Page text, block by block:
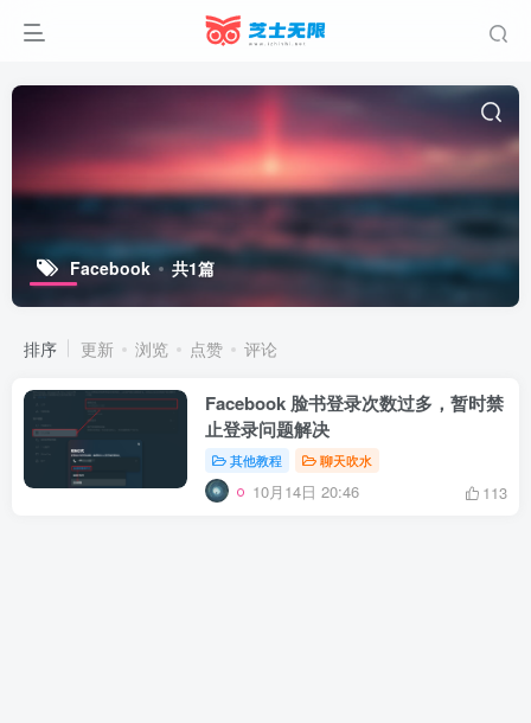
Facebook 共1篇
排序 更新 浏览 点赞 评论
Facebook 脸书登录次数过多，暂时禁
止登录问题解决
其他教程 聊天吹水
10月14日 20:46 113